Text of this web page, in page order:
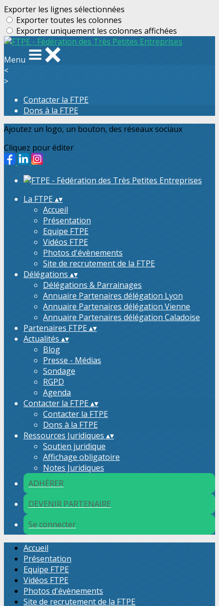
Exporter les lignes sélectionnées
Exporter toutes les colonnes
Exporter uniquement les colonnes affichées
Menu
<
>
Contacter la FTPE
Dons à la FTPE
Ajoutez un logo, un bouton, des réseaux sociaux
Cliquez pour éditer
La FTPE▴▾
Accueil
Présentation
Equipe FTPE
Vidéos FTPE
Photos d'évènements
Site de recrutement de la FTPE
Délégations ▴▾
Délégations & Parrainages
Annuaire Partenaires délégation Lyon
Annuaire Partenaires délégation Vienne
Annuaire Partenaires délégation Caladoise
Partenaires FTPE▴▾
Actualités ▴▾
Blog
Presse - Médias
Sondage
RGPD
Agenda
Contacter la FTPE▴▾
Contacter la FTPE
Dons à la FTPE
Ressources Juridiques ▴▾
Soutien juridique
Affichage obligatoire
Notes Juridiques
ADHÉRER
DEVENIR PARTENAIRE
Se connecter
Accueil
Présentation
Equipe FTPE
Vidéos FTPE
Photos d'évènements
Site de recrutement de la FTPE